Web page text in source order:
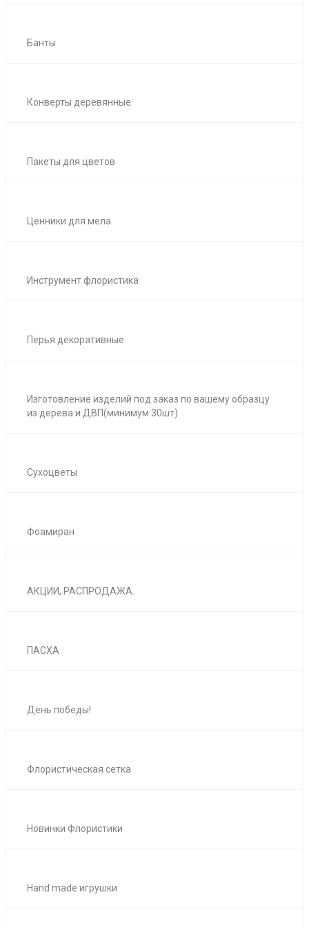
Банты
Конверты деревянные
Пакеты для цветов
Ценники для мела
Инструмент флористика
Перья декоративные
Изготовление изделий под заказ по вашему образцу
из дерева и ДВП(минимум 30шт)
Сухоцветы
Фоамиран
АКЦИИ, РАСПРОДАЖА.
ПАСХА
День победы!
Флористическая сетка
Новинки Флористики
Hand made игрушки